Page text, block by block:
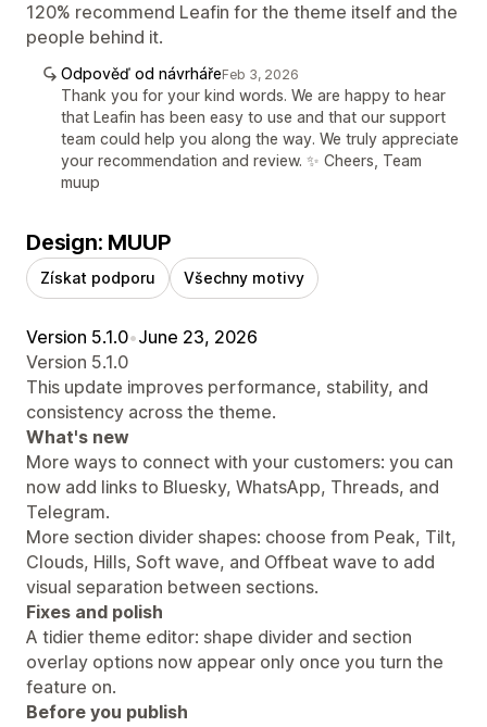
120% recommend Leafin for the theme itself and the
people behind it.
Odpověď od návrhářeFeb 3, 2026
Thank you for your kind words. We are happy to hear
that Leafin has been easy to use and that our support
team could help you along the way. We truly appreciate
your recommendation and review. ✨ Cheers, Team
muup
Design: MUUP
Získat podporu Všechny motivy
Version 5.1.0•June 23, 2026
Version 5.1.0
This update improves performance, stability, and
consistency across the theme.
What's new
More ways to connect with your customers: you can
now add links to Bluesky, WhatsApp, Threads, and
Telegram.
More section divider shapes: choose from Peak, Tilt,
Clouds, Hills, Soft wave, and Offbeat wave to add
visual separation between sections.
Fixes and polish
A tidier theme editor: shape divider and section
overlay options now appear only once you turn the
feature on.
Before you publish